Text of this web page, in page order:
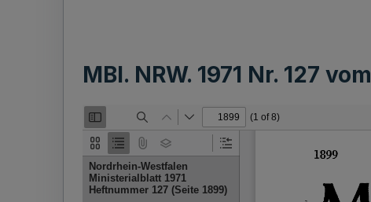
MBl. NRW. 1971 Nr. 127 vom